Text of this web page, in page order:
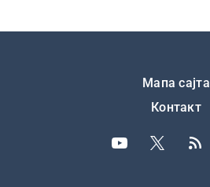
Мапа сајта
Контакт